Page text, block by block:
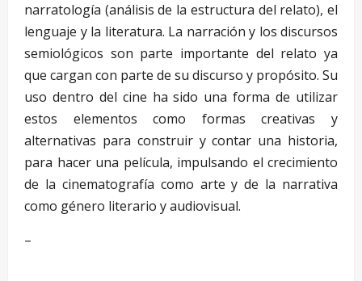
narratología (análisis de la estructura del relato), el
lenguaje y la literatura. La narración y los discursos
semiológicos son parte importante del relato ya
que cargan con parte de su discurso y propósito. Su
uso dentro del cine ha sido una forma de utilizar
estos elementos como formas creativas y
alternativas para construir y contar una historia,
para hacer una película, impulsando el crecimiento
de la cinematografía como arte y de la narrativa
como género literario y audiovisual.
–